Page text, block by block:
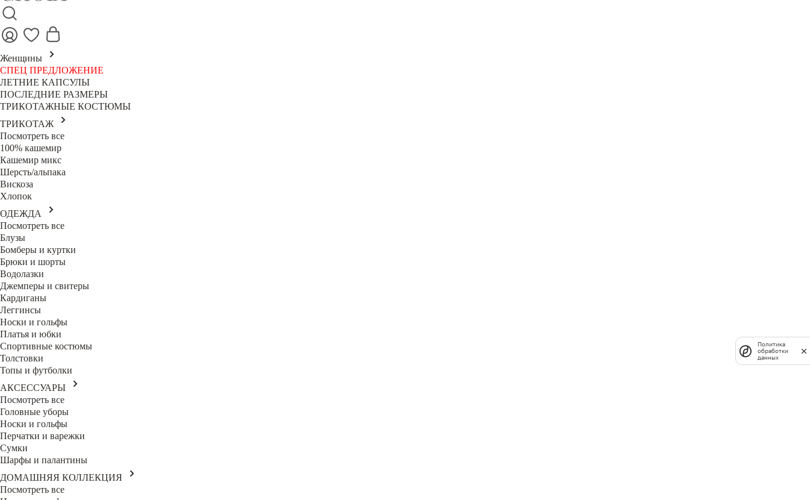
Женщины
СПЕЦ ПРЕДЛОЖЕНИЕ
ЛЕТНИЕ КАПСУЛЫ
ПОСЛЕДНИЕ РАЗМЕРЫ
ТРИКОТАЖНЫЕ КОСТЮМЫ
ТРИКОТАЖ
Посмотреть все
100% кашемир
Кашемир микс
Шерсть/альпака
Вискоза
Хлопок
ОДЕЖДА
Посмотреть все
Блузы
Бомберы и куртки
Брюки и шорты
Водолазки
Джемперы и свитеры
Кардиганы
Леггинсы
Носки и гольфы
Платья и юбки
Спортивные костюмы
Толстовки
Топы и футболки
АКСЕССУАРЫ
Посмотреть все
Головные уборы
Носки и гольфы
Перчатки и варежки
Сумки
Шарфы и палантины
ДОМАШНЯЯ КОЛЛЕКЦИЯ
Посмотреть все
Политика
обработки
данных